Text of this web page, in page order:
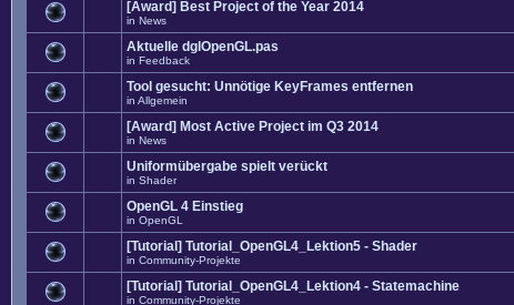
[Award] Best Project of the Year 2014
in News
Aktuelle dglOpenGL.pas
in Feedback
Tool gesucht: Unnötige KeyFrames entfernen
in Allgemein
[Award] Most Active Project im Q3 2014
in News
Uniformübergabe spielt verückt
in Shader
OpenGL 4 Einstieg
in OpenGL
[Tutorial] Tutorial_OpenGL4_Lektion5 - Shader
in Community-Projekte
[Tutorial] Tutorial_OpenGL4_Lektion4 - Statemachine
in Community-Projekte